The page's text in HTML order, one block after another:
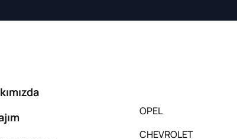
OPEL
CHEVROLET